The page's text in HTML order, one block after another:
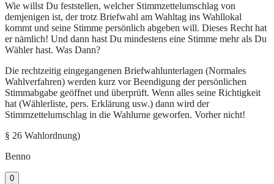
Wie willst Du feststellen, welcher Stimmzettelumschlag von
demjenigen ist, der trotz Briefwahl am Wahltag ins Wahllokal
kommt und seine Stimme persönlich abgeben will. Dieses Recht hat
er nämlich! Und dann hast Du mindestens eine Stimme mehr als Du
Wähler hast. Was Dann?
Die rechtzeitig eingegangenen Briefwahlunterlagen (Normales
Wahlverfahren) werden kurz vor Beendigung der persönlichen
Stimmabgabe geöffnet und überprüft. Wenn alles seine Richtigkeit
hat (Wählerliste, pers. Erklärung usw.) dann wird der
Stimmzettelumschlag in die Wahlurne geworfen. Vorher nicht!
§ 26 Wahlordnung)
Benno
0